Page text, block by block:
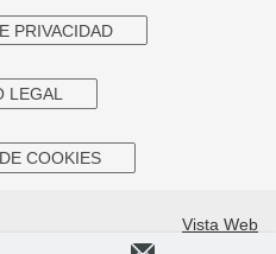
PRIVACIDAD
LEGAL
COOKIES
Vista Web